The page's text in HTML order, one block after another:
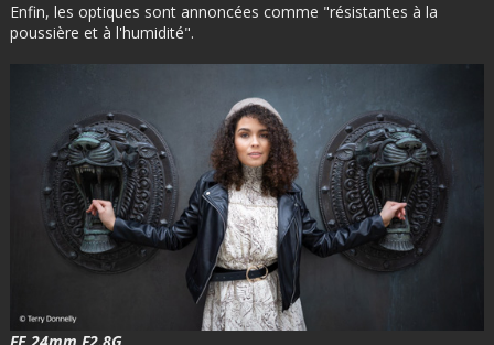
Enfin, les optiques sont annoncées comme "résistantes à la
poussière et à l'humidité".